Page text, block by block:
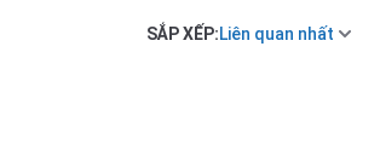
SẮP XẾP:Liên quan nhất